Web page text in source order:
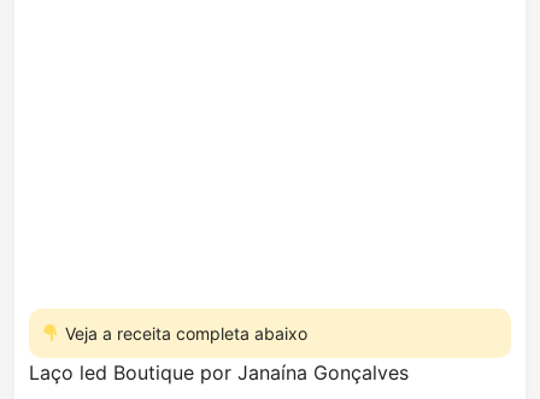
Veja a receita completa abaixo
Laço led Boutique por Janaína Gonçalves